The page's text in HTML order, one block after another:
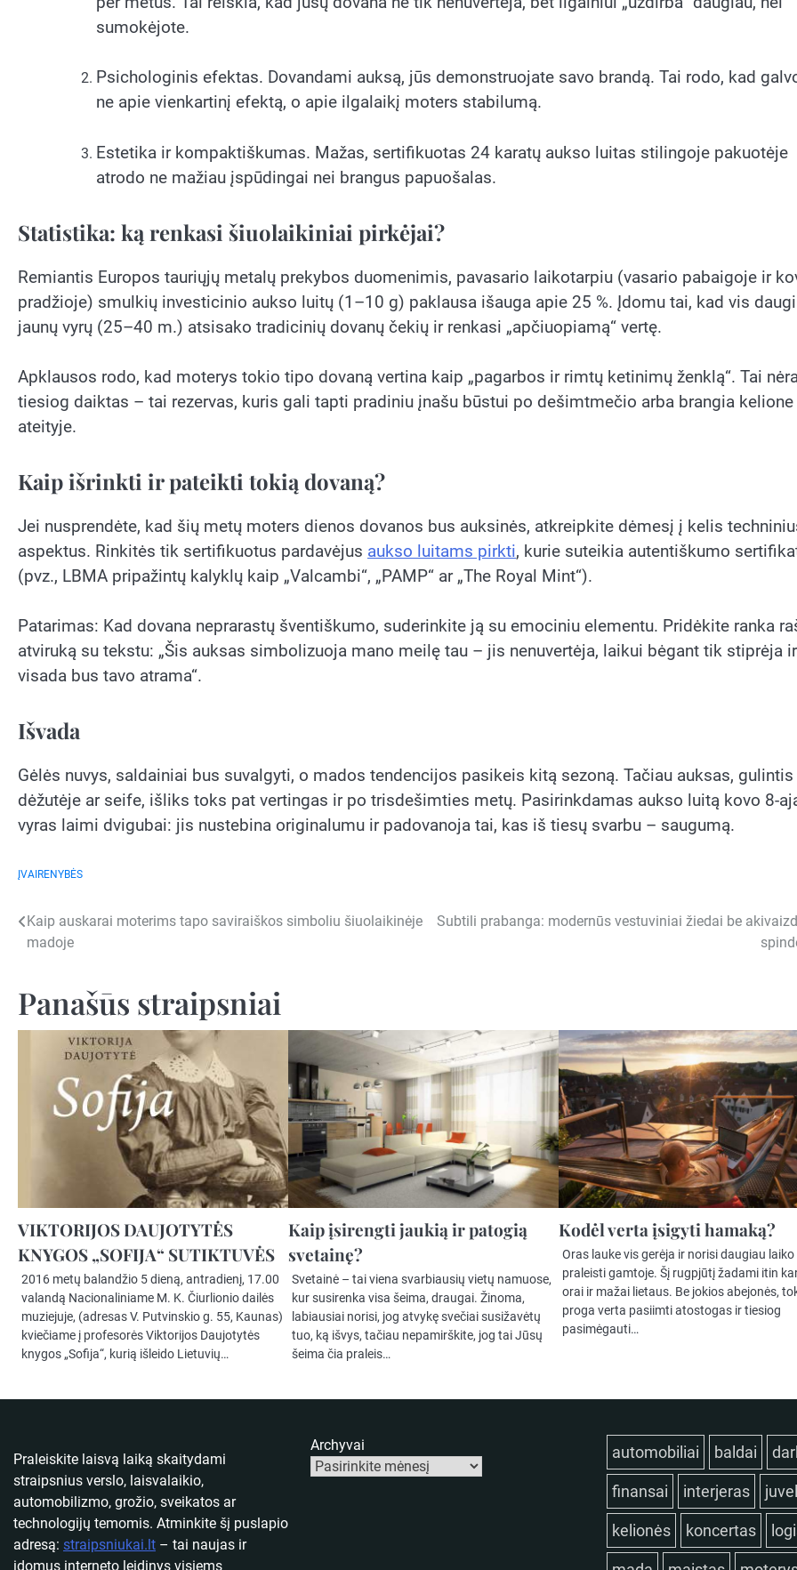
sumokėjote.
Psichologinis efektas. Dovandami auksą, jūs demonstruojate savo brandą. Tai rodo, kad
ne apie vienkartinį efektą, o apie ilgalaikį moters stabilumą.
Estetika ir kompaktiškumas. Mažas, sertifikuotas 24 karatų aukso luitas stilingoje pakuotėje
atrodo ne mažiau įspūdingai nei brangus papuošalas.
Statistika: ką renkasi šiuolaikiniai pirkėjai?
Remiantis Europos tauriųjų metalų prekybos duomenimis, pavasario laikotarpiu (vasario pabaigoje ir
pradžioje) smulkių investicinio aukso luitų (1–10 g) paklausa išauga apie 25 %. Įdomu tai, kad vis
jaunų vyrų (25–40 m.) atsisako tradicinių dovanų čekių ir renkasi „apčiuopiamą“ vertę.
Apklausos rodo, kad moterys tokio tipo dovaną vertina kaip „pagarbos ir rimtų ketinimų ženklą“. Tai
tiesiog daiktas – tai rezervas, kuris gali tapti pradiniu įnašu būstui po dešimtmečio arba brangia kelione
ateityje.
Kaip išrinkti ir pateikti tokią dovaną?
Jei nusprendėte, kad šių metų moters dienos dovanos bus auksinės, atkreipkite dėmesį į kelis
aspektus. Rinkitės tik sertifikuotus pardavėjus aukso luitams pirkti, kurie suteikia autentiškumo
(pvz., LBMA pripažintų kalyklų kaip „Valcambi“, „PAMP“ ar „The Royal Mint“).
Patarimas: Kad dovana neprarastų šventiškumo, suderinkite ją su emociniu elementu. Pridėkite ranka
atviruką su tekstu: „Šis auksas simbolizuoja mano meilę tau – jis nenuvertėja, laikui bėgant tik stiprėja ir
visada bus tavo atrama“.
Išvada
Gėlės nuvys, saldainiai bus suvalgyti, o mados tendencijos pasikeis kitą sezoną. Tačiau auksas, gulintis
dėžutėje ar seife, išliks toks pat vertingas ir po trisdešimties metų. Pasirinkdamas aukso luitą kovo 8-
vyras laimi dvigubai: jis nustebina originalumu ir padovanoja tai, kas iš tiesų svarbu – saugumą.
ĮVAIRENYBĖS
Navigacija
įrašų
Kaip auskarai moterims tapo saviraiškos simboliu šiuolaikinėje
madoje
Subtili prabanga: modernūs vestuviniai žiedai be
Panašūs straipsniai
VIKTORIJOS DAUJOTYTĖS
KNYGOS „SOFIJA“ SUTIKTUVĖS
2016 metų balandžio 5 dieną, antradienį, 17.00
valandą Nacionaliniame M. K. Čiurlionio dailės
muziejuje, (adresas V. Putvinskio g. 55, Kaunas)
kviečiame į profesorės Viktorijos Daujotytės
knygos „Sofija“, kurią išleido Lietuvių…
Kaip įsirengti jaukią ir patogią
svetainę?
Svetainė – tai viena svarbiausių vietų namuose,
kur susirenka visa šeima, draugai. Žinoma,
labiausiai norisi, jog atvykę svečiai susižavėtų
tuo, ką išvys, tačiau nepamirškite, jog tai Jūsų
šeima čia praleis…
Kodėl verta įsigyti hamaką?
Oras lauke vis gerėja ir norisi daugiau laiko
praleisti gamtoje. Šį rugpjūtį žadami itin
orai ir mažai lietaus. Be jokios abejonės,
proga verta pasiimti atostogas ir tiesiog
pasimėgauti…
Praleiskite laisvą laiką skaitydami
straipsnius verslo, laisvalaikio,
automobilizmo, grožio, sveikatos ar
technologijų temomis. Atminkite šį puslapio
adresą: straipsniukai.lt – tai naujas ir
įdomus interneto leidinys visiems
Archyvai automobiliai baldai
finansai interjeras
kelionės koncertas